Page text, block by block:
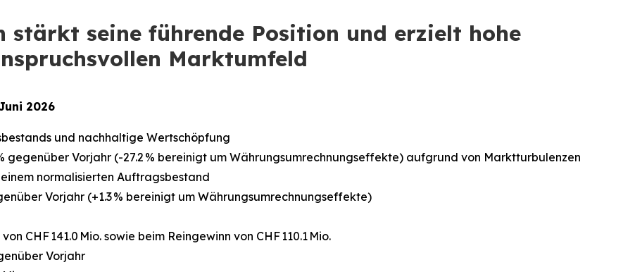
stärkt seine führende Position und erzielt hohe
Marktumfeld
2026
und nachhaltige Wertschöpfung
gegenüber Vorjahr (-27.2 % bereinigt um Währungsumrechnungseffekte) aufgrund von Marktturbulenzen
normalisierten Auftragsbestand
Vorjahr (+1.3 % bereinigt um Währungsumrechnungseffekte)
CHF 141.0 Mio. sowie beim Reingewinn von CHF 110.1 Mio.
Vorjahr